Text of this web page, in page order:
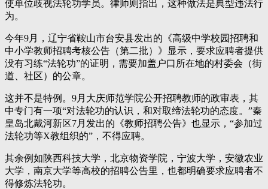
使单位歧视法轮功学员。律师则指出，这种做法是典型违法行
为。
今年9月，辽宁省鞍山市台安县发出的《高级中学校园招聘和
中小学教师招聘考核公告（第二批）》显示，要求应聘者提供
没有习练“法轮功”的证明，需要加盖户口所在地的村委会（街
道、社区）的公章。
这并不是特例。9月大庆师范学院公开招聘教师的政审表，其
中专门有一项“对法轮功的认识，和对取缔法轮功的态度。”秦
皇岛北戴河新区7月发出的《教师招聘公告》也显示，“参加过
法轮功等X教组织的”，不得应聘。
其余例如陕西科技大学，北京物资学院，宁波大学，安徽农业
大学，南京大学等高校的招聘公告里，也都明确要求应聘者不
得修炼法轮功。